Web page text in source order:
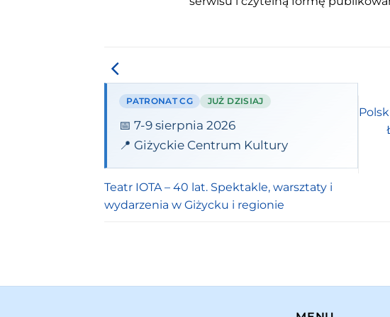
PATRONAT CG JUŻ DZISIAJ
📅 7-9 sierpnia 2026
📍 Giżyckie Centrum Kultury
Teatr IOTA – 40 lat. Spektakle, warsztaty i
wydarzenia w Giżycku i regionie